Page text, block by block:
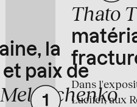
la
paix de
Thato
Dans
Lucifer, aux